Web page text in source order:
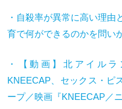
・自殺率が異常に高い理由
育で何ができるのかを問い
・【動画】北アイル
KNEECAP、セックス・ピ
ープ／映画『KNEECAP／